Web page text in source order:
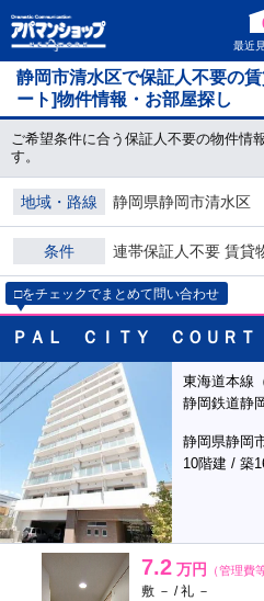
最近
静岡市清水区で保証人不要の
ート]物件情報・お部屋探し
ご希望条件に合う保証人不要の物件情
す。
地域・路線 静岡県静岡市清水区
条件 連帯保証人不要 賃貸
□をチェックでまとめて問い合わせ
ＰＡＬ ＣＩＴＹ ＣＯＵＲＴ
東海道本線
静岡鉄道静
静岡県静岡
10階建 / 築
7.2 万円 （管理費
敷 － / 礼 －